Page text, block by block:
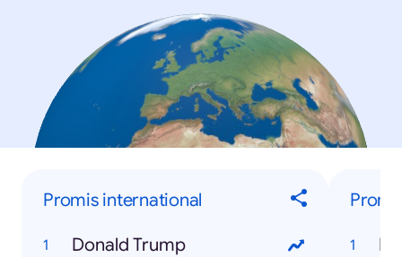
Promis international
Donald Trump